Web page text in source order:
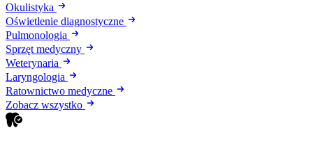
Okulistyka
Oświetlenie diagnostyczne
Pulmonologia
Sprzęt medyczny
Weterynaria
Laryngologia
Ratownictwo medyczne
Zobacz wszystko